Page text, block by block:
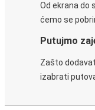
Od ekrana do
ćemo se
Putujmo
Zašto
izabrati